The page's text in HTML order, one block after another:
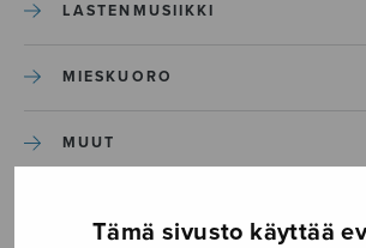
Tämä sivusto käyttää
LASTENMUSIIKKI
MIESKUORO
MUUT